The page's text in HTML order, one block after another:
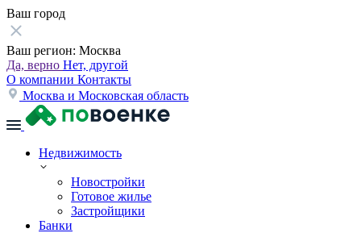
Ваш город
Ваш регион: Москва
Да, верно Нет, другой
О компании Контакты
Москва и Московская область
Недвижимость
Новостройки
Готовое жилье
Застройщики
Банки